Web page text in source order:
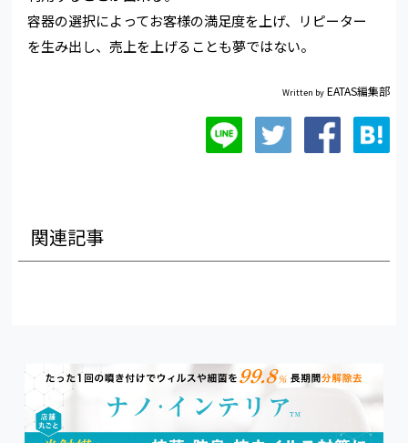
容器の選択によってお客様の満足度を上げ、リピーター
を生み出し、売上を上げることも夢ではない。
Written byEATAS編集部
関連記事